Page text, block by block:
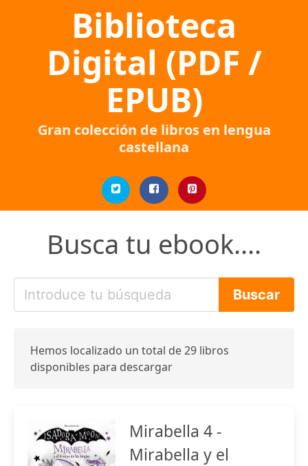
Biblioteca
Digital (PDF /
EPUB)
Gran colección de libros en lengua
castellana
Busca tu ebook....
Hemos localizado un total de 29 libros
disponibles para descargar
Mirabella 4 -
Mirabella y el